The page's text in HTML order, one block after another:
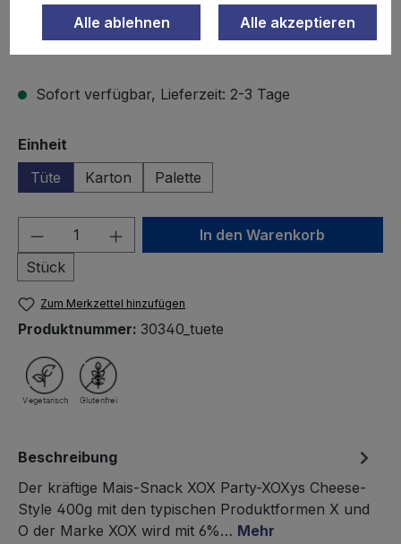
0.4 kg
Preise inkl. MwSt. zzgl. Versandkosten
Sofort verfügbar, Lieferzeit: 2-3 Tage
Einheit
Tüte
Karton Palette
Produkt Anzahl: Gib den
Stück
In den Warenkorb
Zum Merkzettel hinzufügen
Produktnummer: 30340_tuete
Beschreibung
Der kräftige Mais-Snack XOX Party-XOXys Cheese-
Style 400g mit den typischen Produktformen X und
O der Marke XOX wird mit 6%… Mehr
Alle ablehnen Alle akzeptieren